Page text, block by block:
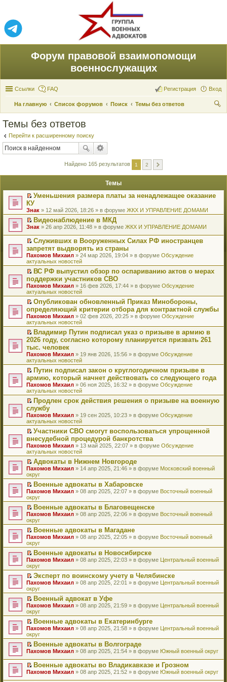
Форум правовой взаимопомощи
военнослужащих
Ссылки FAQ Вход
Регистрация
На главную Список форумов Поиск
Темы без ответов
Темы без ответов
Перейти к расширенному поиску
Найдено 165 результатов 1 2
Темы
П
е
р
е
й
и
к
п
е
р
в
о
м
у
н
е
п
р
о
ч
и
т
а
н
н
о
м
у
с
о
о
б
щ
е
н
и
ю
Уменьшения размера платы за ненадлежащее оказание
КУ
Знак » 12 май 2026, 18:26 » в форуме ЖКХ И УПРАВЛЕНИЕ ДОМАМИ
П
р
е
й
т
и
к
п
е
р
в
о
м
у
н
е
п
р
о
ч
и
т
а
н
н
о
м
у
с
о
о
б
щ
е
н
и
ю
Видеонаблюдение в МКД
Знак » 26 апр 2026, 11:48 » в форуме ЖКХ И УПРАВЛЕНИЕ ДОМАМИ
П
е
р
е
й
т
и
к
п
е
р
в
о
м
у
н
е
п
р
о
ч
и
т
а
н
н
о
м
у
с
о
о
б
щ
е
н
и
ю
Служивших в Вооруженных Силах РФ иностранцев
запретят выдворять из страны
Пахомов Михаил » 24 мар 2026, 19:04 » в форуме Обсуждение
актуальных новостей
П
е
р
е
й
т
и
к
п
е
р
в
о
м
у
н
е
п
р
о
ч
и
т
а
н
н
о
м
у
с
о
о
б
щ
е
н
и
ю
ВС РФ выпустил обзор по оспариванию актов о мерах
поддержки участников СВО
Пахомов Михаил » 16 фев 2026, 17:44 » в форуме Обсуждение
актуальных новостей
П
е
р
е
й
т
и
к
п
е
р
в
о
м
у
н
е
п
р
о
ч
и
т
а
н
н
о
м
у
с
о
о
б
щ
е
н
и
ю
Опубликован обновленный Приказ Минобороны,
определяющий критерии отбора для контрактной службы
Пахомов Михаил » 02 фев 2026, 20:25 » в форуме Обсуждение
актуальных новостей
П
е
р
е
й
т
и
к
п
е
р
в
о
м
у
н
е
п
р
о
ч
и
т
а
н
н
о
м
у
с
о
о
б
щ
е
н
и
ю
Владимир Путин подписал указ о призыве в армию в
2026 году, согласно которому планируется призвать 261
тыс. человек
Пахомов Михаил » 19 янв 2026, 15:56 » в форуме Обсуждение
актуальных новостей
П
е
р
е
й
т
и
к
п
е
р
в
о
м
у
н
е
п
р
о
ч
и
т
а
н
н
о
м
у
с
о
о
б
щ
е
н
и
ю
Путин подписал закон о круглогодичном призыве в
армию, который начнет действовать со следующего года
Пахомов Михаил » 06 ноя 2025, 16:32 » в форуме Обсуждение
актуальных новостей
П
е
р
е
й
т
и
к
п
е
р
в
о
м
у
н
е
п
р
о
ч
и
т
а
н
н
о
м
у
с
о
о
б
щ
е
н
и
ю
Продлен срок действия решения о призыве на военную
службу
Пахомов Михаил » 19 сен 2025, 10:23 » в форуме Обсуждение
актуальных новостей
П
е
р
е
й
т
и
к
п
е
р
в
о
м
у
н
е
п
р
о
ч
и
т
а
н
н
о
м
у
с
о
о
б
щ
е
н
ю
Участники СВО смогут воспользоваться упрощенной
внесудебной процедурой банкротства
Пахомов Михаил » 13 май 2025, 22:07 » в форуме Обсуждение
актуальных новостей
П
е
р
е
й
т
и
к
п
е
р
в
о
м
у
н
е
п
р
о
ч
и
т
а
н
н
о
м
у
с
о
б
щ
е
н
Адвокаты в Нижнем Новгороде
Пахомов Михаил » 14 апр 2025, 21:46 » в форуме Московский военный
округ
П
е
р
е
й
т
и
к
п
е
р
в
о
м
у
н
е
п
р
о
ч
и
т
а
н
н
о
м
у
с
о
Военные адвокаты в Хабаровске
Пахомов Михаил » 08 апр 2025, 22:07 » в форуме Восточный военный
округ
П
е
р
е
й
т
и
к
п
е
р
в
о
м
у
н
е
п
р
о
ч
и
т
а
н
н
о
Военные адвокаты в Благовещенске
Пахомов Михаил » 08 апр 2025, 22:06 » в форуме Восточный военный
округ
П
е
р
е
й
т
и
к
п
е
р
в
о
м
у
н
е
п
р
о
и
т
а
Военные адвокаты в Магадане
Пахомов Михаил » 08 апр 2025, 22:05 » в форуме Восточный военный
округ
П
е
р
е
й
т
и
к
п
е
р
в
о
м
у
н
п
р
о
ч
Военные адвокаты в Новосибирске
Пахомов Михаил » 08 апр 2025, 22:03 » в форуме Центральный военный
округ
П
е
р
е
й
т
и
к
п
е
р
в
о
м
у
н
Эксперт по воинскому учету в Челябинске
Пахомов Михаил » 08 апр 2025, 22:01 » в форуме Центральный военный
округ
П
е
р
е
й
т
и
к
п
е
р
в
Военный адвокат в Уфе
Пахомов Михаил » 08 апр 2025, 21:59 » в форуме Центральный военный
округ
П
е
р
е
й
и
к
п
Военные адвокаты в Екатеринбурге
Пахомов Михаил » 08 апр 2025, 21:58 » в форуме Центральный военный
округ
П
р
е
й
т
Военные адвокаты в Волгограде
Пахомов Михаил » 08 апр 2025, 21:54 » в форуме Южный военный округ
П
Военные адвокаты во Владикавказе и Грозном
Пахомов Михаил » 08 апр 2025, 21:52 » в форуме Южный военный округ